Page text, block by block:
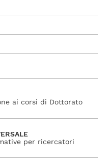
ai corsi di Dottorato
per ricercatori